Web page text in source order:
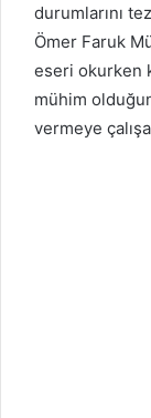
durumlarını
Ömer Faruk
eseri okurken
mühim
vermeye